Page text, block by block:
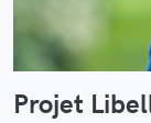
Projet